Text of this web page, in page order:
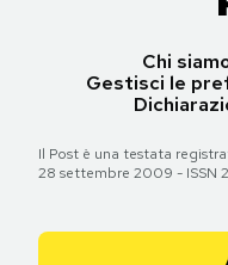
Chi
Gestisci le
Il Post è una testata
28 settembre 2009 - ISSN